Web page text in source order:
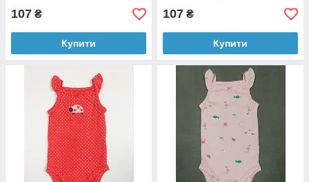
107 ₴
Купити
107 ₴
Купити